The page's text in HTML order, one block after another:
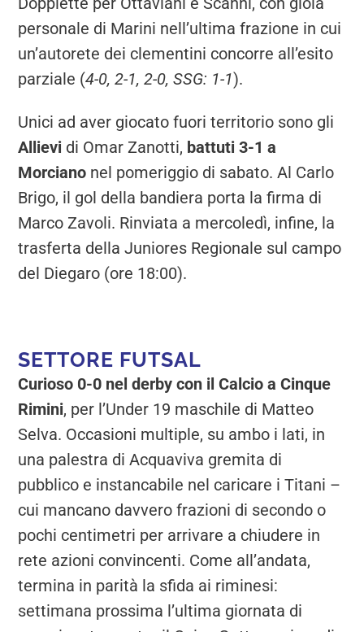
personale di Marini nell’ultima frazione in cui
un’autorete dei clementini concorre all’esito
parziale (4-0, 2-1, 2-0, SSG: 1-1).
Unici ad aver giocato fuori territorio sono gli
Allievi di Omar Zanotti, battuti 3-1 a
Morciano nel pomeriggio di sabato. Al Carlo
Brigo, il gol della bandiera porta la firma di
Marco Zavoli. Rinviata a mercoledì, infine, la
trasferta della Juniores Regionale sul campo
del Diegaro (ore 18:00).
SETTORE FUTSAL
Curioso 0-0 nel derby con il Calcio a Cinque
Rimini, per l’Under 19 maschile di Matteo
Selva. Occasioni multiple, su ambo i lati, in
una palestra di Acquaviva gremita di
pubblico e instancabile nel caricare i Titani –
cui mancano davvero frazioni di secondo o
pochi centimetri per arrivare a chiudere in
rete azioni convincenti. Come all’andata,
termina in parità la sfida ai riminesi:
settimana prossima l’ultima giornata di